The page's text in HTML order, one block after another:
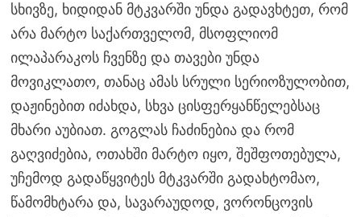
სხივზე, ხიდიდან მტკვარში უნდა გადავხტეთ, რომ
არა მარტო საქართველომ, მსოფლიომ
ილაპარაკოს ჩვენზე და თავები უნდა
მოვიკლათო, თანაც ამას სრული სერიოზულობით,
დაჟინებით იძახდა, სხვა ცისფერყანწელებსაც
მხარი აუბიათ. გოგლას ჩაძინებია და რომ
გაღვიძებია, ოთახში მარტო იყო, შეშფოთებულა,
უჩემოდ გადაწყვიტეს მტკვარში გადახტომაო,
წამომხტარა და, სავარაუდოდ, ვორონცოვის